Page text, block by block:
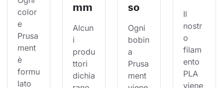
color
e
Prusa
ment
è
formu
lato
mm
Alcun
i
produ
ttori
dichia
so
Ogni
bobin
a
Prusa
ment
Il
nostr
o
filam
ento
PLA
viene